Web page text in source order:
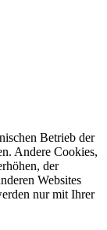
Betrieb der
Andere Cookies,
der
Websites
nur mit Ihrer